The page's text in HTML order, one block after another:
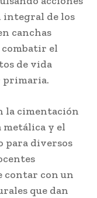
integral de los
canchas
combatir el
de vida
primaria.
la cimentación
metálica y el
para diversos
contar con un
que dan